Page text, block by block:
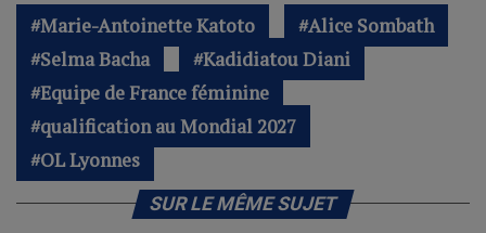
Marie-Antoinette Katoto
Alice Sombath
Selma Bacha
Kadidiatou Diani
Equipe de France féminine
qualification au Mondial 2027
OL Lyonnes
SUR LE MÊME SUJET